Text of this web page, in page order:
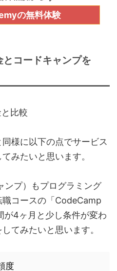
の無料体験
コードキャンプを
様に以下の点でサービス
みたいと思います。
ンプ）もプログラミング
コースの「CodeCamp
が4ヶ月と少し条件が変わ
てみたいと思います。
度